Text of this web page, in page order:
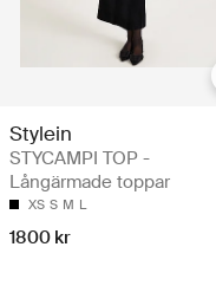
Stylein
STYCAMPI TOP -
Långärmade toppar
XS S M L
1800 kr